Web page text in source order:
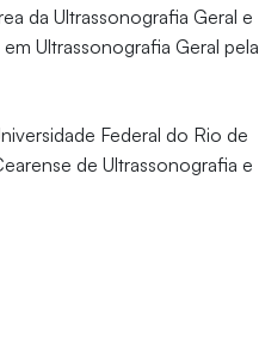
da Ultrassonografia Geral e
Ultrassonografia Geral pela
Federal do Rio de
de Ultrassonografia e